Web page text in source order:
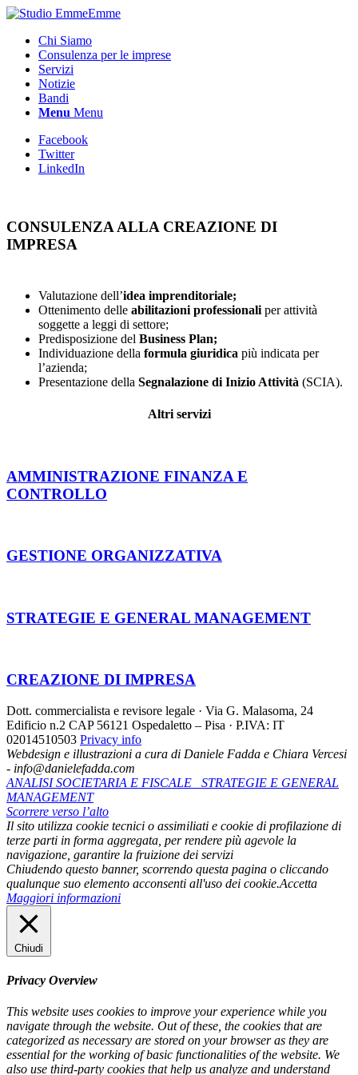
Chi Siamo
Consulenza per le imprese
Servizi
Notizie
Bandi
Menu Menu
Facebook
Twitter
LinkedIn
CONSULENZA ALLA CREAZIONE DI
IMPRESA
Valutazione dell’idea imprenditoriale;
Ottenimento delle abilitazioni professionaliper attività
soggette a leggi di settore;
Predisposizione del Business Plan;
Individuazione della formula giuridica più indicata per
l’azienda;
Presentazione della Segnalazione di Inizio Attività (SCIA).
Altri servizi
AMMINISTRAZIONE FINANZA E
CONTROLLO
GESTIONE ORGANIZZATIVA
STRATEGIE E GENERAL MANAGEMENT
CREAZIONE DI IMPRESA
Dott. commercialista e revisore legale · Via G. Malasoma, 24
Edificio n.2 CAP 56121 Ospedaletto – Pisa · P.IVA: IT
02014510503 Privacy info
Webdesign e illustrazioni a cura di Daniele Fadda e Chiara Vercesi
- info@danielefadda.com
ANALISI SOCIETARIA E FISCALE
STRATEGIE E GENERAL
MANAGEMENT
Scorrere verso l’alto
Il sito utilizza cookie tecnici o assimiliati e cookie di profilazione di
terze parti in forma aggregata, per rendere più agevole la
navigazione, garantire la fruizione dei servizi
Chiudendo questo banner, scorrendo questa pagina o cliccando
qualunque suo elemento acconsenti all'uso dei cookie.Accetta
Maggiori informazioni
Chiudi
Privacy Overview
This website uses cookies to improve your experience while you
navigate through the website. Out of these, the cookies that are
categorized as necessary are stored on your browser as they are
essential for the working of basic functionalities of the website. We
also use third-party cookies that help us analyze and understand